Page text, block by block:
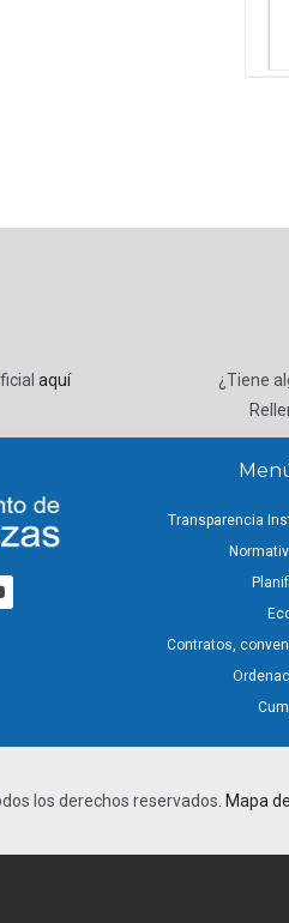
aquí
¿Tiene
Transparencia
Contratos,
los derechos reservados. Mapa